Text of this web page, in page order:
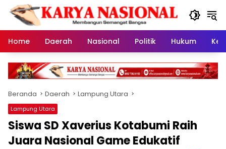
Langsung
konten
Home
Daerah Nasional Politik Hukum
Beranda Daerah Lampung Utara
Lampung Utara
Siswa SD Xaverius Kotabumi Raih
Juara Nasional Game Edukatif